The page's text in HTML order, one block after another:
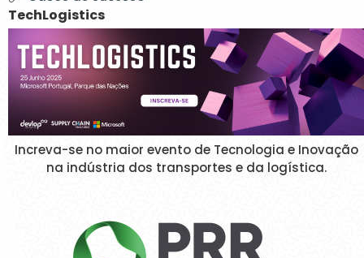
TechLogistics
Increva-se no maior evento de Tecnologia e Inovação
na indústria dos transportes e da logística.